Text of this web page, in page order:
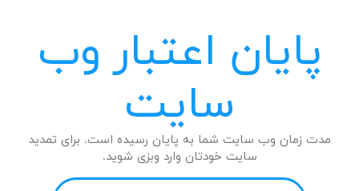
پایان اعتبار وب
سایت
مدت زمان وب سایت شما به پایان رسیده است. برای تمدید
سایت خودتان وارد وبزی شوید.